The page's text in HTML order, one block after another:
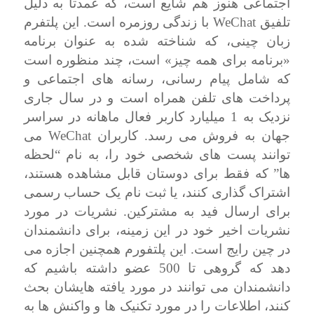
اجتماعی هنوز هم شایع است، که عمدتا به دلیل
تلفیق WeChat با زندگی روزمره است. این پلتفرم
زبان چینی، که شناخته شده به عنوان برنامه
«برنامه برای همه چیز» است، چند منظوره است
که شامل پیام رسانی، رسانه های اجتماعی و
پرداخت های تلفن همراه است و در سال جاری
نزدیک به 1 میلیارد کاربر فعال ماهانه در سراسر
جهان به فروش می رسد. کاربرانWeChat می
توانند پست های شخصی خود را، به نام “لحظه
ها” که فقط برای دوستان قابل مشاهده هستند،
اشتراک گذاری کنند، یا ثبت نام یک حساب رسمی
برای ارسال فید به مشترکین. نشریات در مورد
نشریات اخیر خود در این زمینه، برای دانشمندان
در چین رایج است. این پلتفورم همچنین اجازه می
دهد که گروهی تا 500 عضو داشته باشیم که
دانشمندان می توانند در مورد یافته هایشان بحث
کنند، اطلاعات را در مورد تکنیک ها و واکنش ها به